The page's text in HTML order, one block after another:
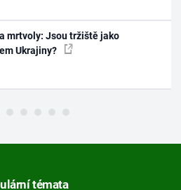
mrtvoly: Jsou tržiště jako
Ukrajiny?
témata